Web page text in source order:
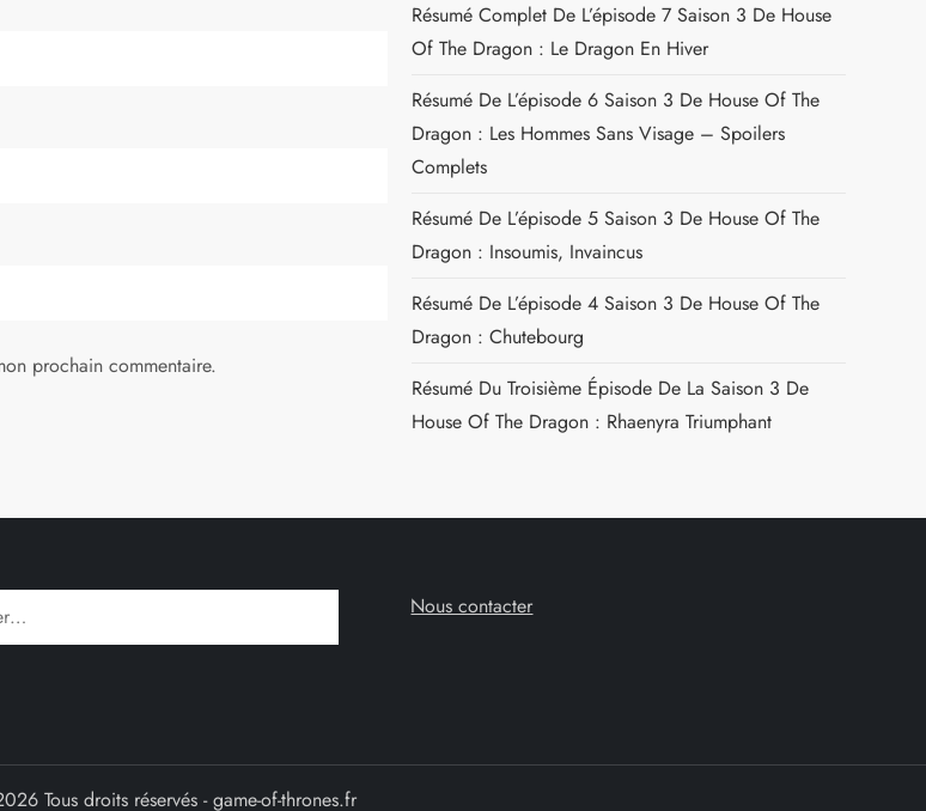
prochain commentaire.
Résumé Complet De L’épisode 7 Saison 3 De House
Of The Dragon : Le Dragon En Hiver
Résumé De L’épisode 6 Saison 3 De House Of The
Dragon : Les Hommes Sans Visage – Spoilers
Complets
Résumé De L’épisode 5 Saison 3 De House Of The
Dragon : Insoumis, Invaincus
Résumé De L’épisode 4 Saison 3 De House Of The
Dragon : Chutebourg
Résumé Du Troisième Épisode De La Saison 3 De
House Of The Dragon : Rhaenyra Triumphant
Nous contacter
Tous droits réservés - game-of-thrones.fr